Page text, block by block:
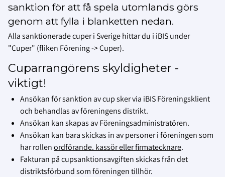
sanktion för att få spela utomlands görs
genom att fylla i blanketten nedan.
Alla sanktionerade cuper i Sverige hittar du i iBIS under
"Cuper" (fliken Förening -> Cuper).
Cuparrangörens skyldigheter -
viktigt!
Ansökan för sanktion av cup sker via iBIS Föreningsklient
och behandlas av föreningens distrikt.
Ansökan kan skapas av Föreningsadministratören.
Ansökan kan bara skickas in av personer i föreningen som
har rollenordförande. kassör eller firmatecknare.
Fakturan på cupsanktionsavgiften skickas från det
distriktsförbund som föreningen tillhör.